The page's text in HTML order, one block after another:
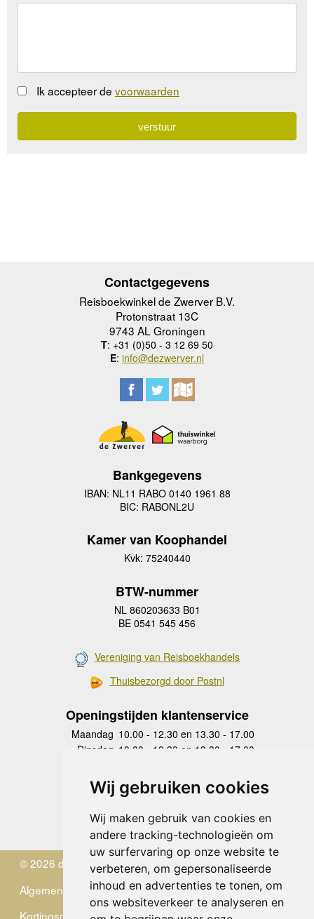
Wij gebruiken cookies
Wij maken gebruik van cookies en
andere tracking-technologieën om
uw surfervaring op onze website te
verbeteren, om gepersonaliseerde
inhoud en advertenties te tonen, om
ons websiteverkeer te analyseren en
Ik accepteer de voorwaarden
Contactgegevens
Reisboekwinkel de Zwerver B.V.
Protonstraat 13C
9743 AL Groningen
T: +31 (0)50 - 3 12 69 50
E: info@dezwerver.nl
Bankgegevens
IBAN: NL11 RABO 0140 1961 88
BIC: RABONL2U
Kamer van Koophandel
Kvk: 75240440
BTW-nummer
NL 860203633 B01
BE 0541 545 456
Vereniging van Reisboekhandels
Thuisbezorgd door Postnl
Openingstijden klantenservice
Maandag 10.00 - 12.30 en 13.30 - 17.00
Dinsdag 10.00 - 12.30 en 13.30 - 17.00
Donderdag
10.00 - 12.30 en 13.30 - 17.00
Vrijdag 10.00 - 12.30 en 13.30 - 17.00
Zaterdag
gesloten
Zondag gesloten
© 2026 de Zwerver
Algemene Voorwaarden
Kortingscode